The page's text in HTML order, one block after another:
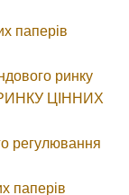
паперів
ринку
ЦІННИХ
регулювання
паперів